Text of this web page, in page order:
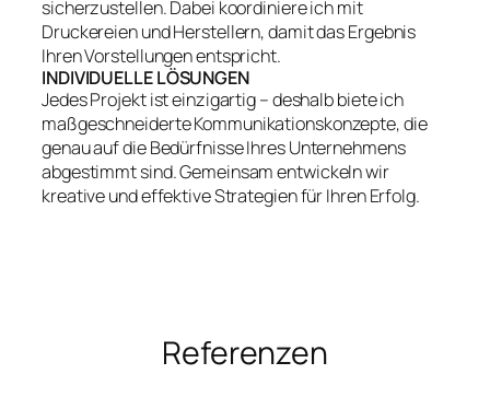
sicherzustellen. Dabei koordiniere ich mit
Druckereien und Herstellern, damit das Ergebnis
Ihren Vorstellungen entspricht.
INDIVIDUELLE LÖSUNGEN
Jedes Projekt ist einzigartig – deshalb biete ich
maßgeschneiderte Kommunikationskonzepte, die
genau auf die Bedürfnisse Ihres Unternehmens
abgestimmt sind. Gemeinsam entwickeln wir
kreative und effektive Strategien für Ihren Erfolg.
Referenzen